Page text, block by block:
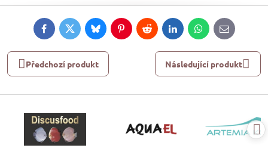
FacebookTwitterBlueskyPinterestRedditLinkedInWhatsApp
E-
mail
Předchozí produkt Následující produkt